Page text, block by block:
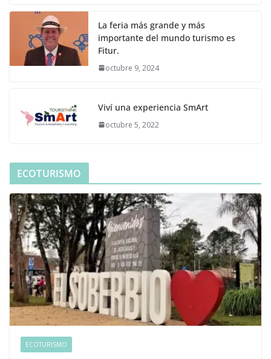
La feria más grande y más
importante del mundo turismo es
Fitur.
octubre 9, 2024
Viví una experiencia SmArt
octubre 5, 2022
ECOTURISMO
ECOTURISMO